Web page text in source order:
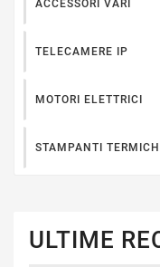
ACCESSORI VARI
TELECAMERE IP
MOTORI ELETTRICI
STAMPANTI
ULTIME